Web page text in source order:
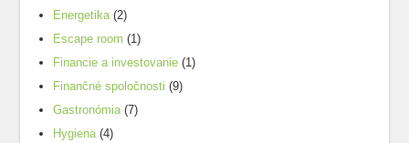
Energetika(2)
Escape room (1)
Financie a investovanie (1)
Finančné spoločnosti (9)
Gastronómia(7)
Hygiena(4)